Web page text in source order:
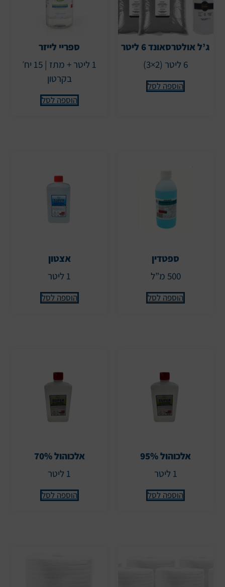
ג’ל אולטרסאונד 6 ליטר
6 ליטר (2×3)
הוספה לסל
ספריי לייזר
1 ליטר + מתז | 15 יח׳
בקרטון
הוספה לסל
ספטדין
500 מ”ל
הוספה לסל
אצטון
1 ליטר
הוספה לסל
אלכוהול 95%
1 ליטר
הוספה לסל
אלכוהול 70%
1 ליטר
הוספה לסל